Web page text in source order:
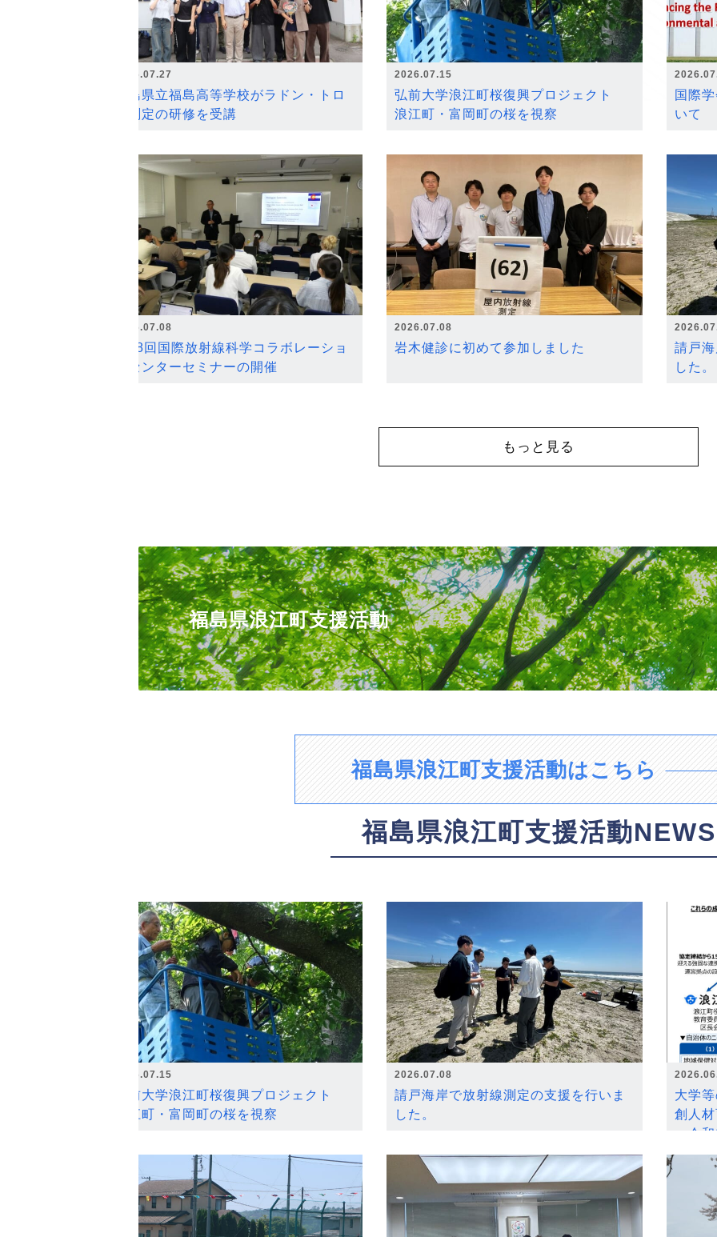
2026.07.27
福島県立福島高等学校がラドン・トロ
ン測定の研修を受講
2026.07.15
弘前大学浪江町桜復興プロジェクト
浪江町・富岡町の桜を視察
国際
いて
2026.07.08
第18回国際放射線科学コラボレーショ
ンセンターセミナーの開催
2026.07.08
岩木健診に初めて参加しました
請戸
した。
もっと見る
福島県浪江町支援活動
福島県浪江町支援活動はこちら
福島県浪江町支援活動NEWS
2026.07.15
弘前大学浪江町桜復興プロジェクト
浪江町・富岡町の桜を視察
2026.07.08
請戸海岸で放射線測定の支援を行いま
した。
大学
創人
～令